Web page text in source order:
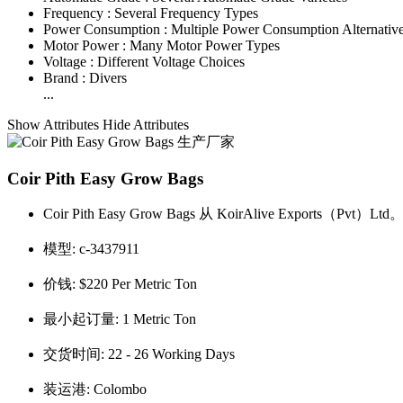
Frequency : Several Frequency Types
Power Consumption : Multiple Power Consumption
Motor Power : Many Motor Power Types
Voltage : Different Voltage Choices
Brand : Divers
...
Show Attributes Hide Attributes
Coir Pith Easy Grow Bags
Coir Pith Easy Grow Bags 从 KoirAlive Exports（Pvt）Ltd。
模型: c-3437911
价钱: $220 Per Metric Ton
最小起订量: 1 Metric Ton
交货时间: 22 - 26 Working Days
装运港: Colombo